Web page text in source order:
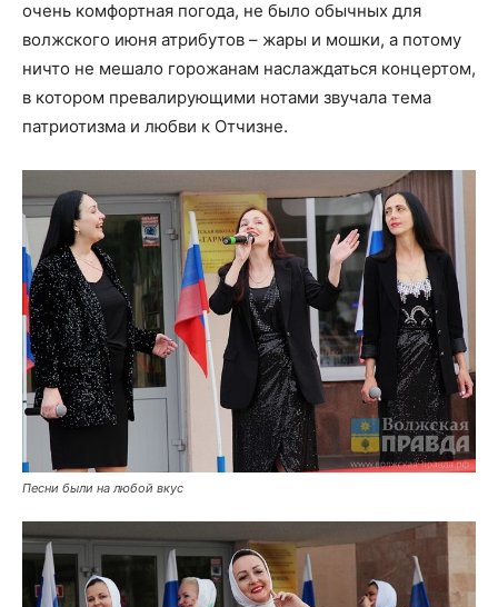
очень комфортная погода, не было обычных для
волжского июня атрибутов – жары и мошки, а потому
ничто не мешало горожанам наслаждаться концертом,
в котором превалирующими нотами звучала тема
патриотизма и любви к Отчизне.
Песни были на любой вкус